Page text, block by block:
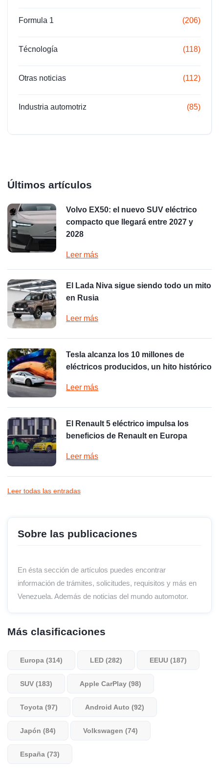
Formula 1 (206)
Técnología (118)
Otras noticias (112)
Industria automotriz (85)
Últimos artículos
Volvo EX50: el nuevo SUV eléctrico
compacto que llegará entre 2027 y
2028
Leer más
El Lada Niva sigue siendo todo un mito
en Rusia
Leer más
Tesla alcanza los 10 millones de
eléctricos producidos, un hito histórico
Leer más
El Renault 5 eléctrico impulsa los
beneficios de Renault en Europa
Leer más
Leer todas las entradas
Sobre las publicaciones
En ésta sección de artículos puedes encontrar
información de trámites, solicitudes, requisitos y más en
Venezuela. Además de noticias del mundo automotor.
Más clasificaciones
Europa (314) LED (282) EEUU (187)
SUV (183) Apple CarPlay (98)
Toyota (97) Android Auto (92)
Japón (84) Volkswagen (74)
España (73)